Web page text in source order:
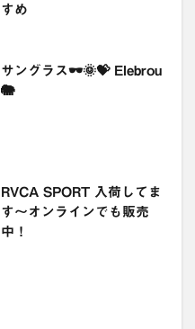
すめ
サングラス🕶🌞💝 Elebrou
🐘
RVCA SPORT 入荷してま
す〜オンラインでも販売
中！